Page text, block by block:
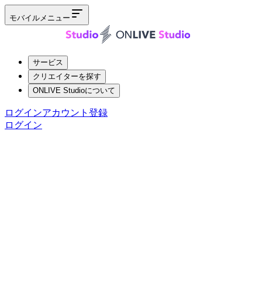
モバイルメニュー
サービス
クリエイターを探す
ONLIVE Studioについて
ログインアカウント登録
ログイン